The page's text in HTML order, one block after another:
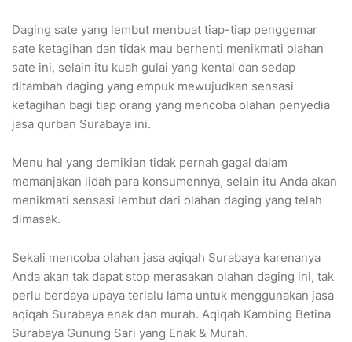
Daging sate yang lembut menbuat tiap-tiap penggemar
sate ketagihan dan tidak mau berhenti menikmati olahan
sate ini, selain itu kuah gulai yang kental dan sedap
ditambah daging yang empuk mewujudkan sensasi
ketagihan bagi tiap orang yang mencoba olahan penyedia
jasa qurban Surabaya ini.
Menu hal yang demikian tidak pernah gagal dalam
memanjakan lidah para konsumennya, selain itu Anda akan
menikmati sensasi lembut dari olahan daging yang telah
dimasak.
Sekali mencoba olahan jasa aqiqah Surabaya karenanya
Anda akan tak dapat stop merasakan olahan daging ini, tak
perlu berdaya upaya terlalu lama untuk menggunakan jasa
aqiqah Surabaya enak dan murah. Aqiqah Kambing Betina
Surabaya Gunung Sari yang Enak & Murah.